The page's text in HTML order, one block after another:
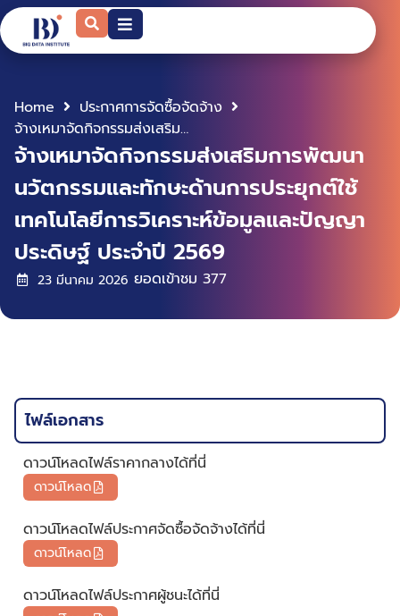
Home
ประกาศการจัดซื้อจัดจ้าง
จ้างเหมาจัดกิจกรรมส่งเสริมการพัฒนานวัตกรรมและทักษะด้านการประยุกต์ใช้เทคโนโลยีการวิเคราะห์ข้อมูลและปัญญาประดิษฐ์ ประจำปี 2569
จ้างเหมาจัดกิจกรรมส่งเสริมการพัฒนา
นวัตกรรมและทักษะด้านการประยุกต์ใช้
เทคโนโลยีการวิเคราะห์ข้อมูลและปัญญา
ประดิษฐ์ ประจำปี 2569
23 มีนาคม 2026 ยอดเข้าชม 377
ไฟล์เอกสาร
ดาวน์โหลดไฟล์ราคากลางได้ที่นี่
ดาวน์โหลด
ดาวน์โหลดไฟล์ประกาศจัดซื้อจัดจ้างได้ที่นี่
ดาวน์โหลด
ดาวน์โหลดไฟล์ประกาศผู้ชนะได้ที่นี่